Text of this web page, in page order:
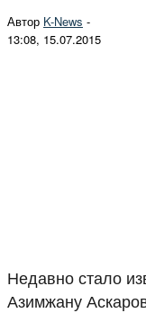
Автор K-News -
13:08, 15.07.2015
Недавно стало
Азимжану